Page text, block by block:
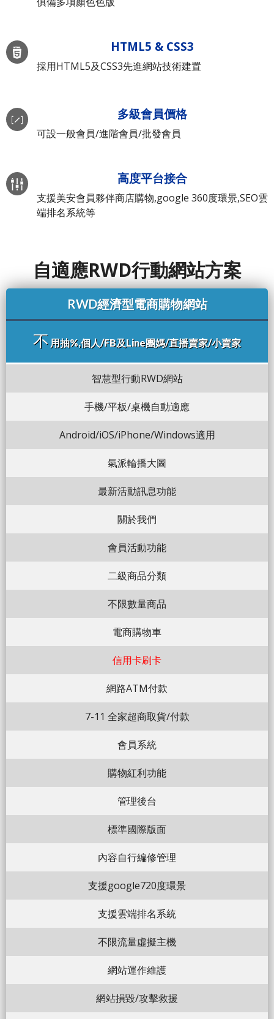
HTML5 & CSS3
採用HTML5及CSS3先進網站技術建置
多級會員價格
可設一般會員/進階會員/批發會員
高度平台接合
支援美安會員夥伴商店購物,google 360度環景,SEO雲
端排名系統等
自適應RWD行動網站方案
RWD經濟型電商購物網站
不 用抽%,個人/FB及Line團媽/直播賣家/小賣家
智慧型行動RWD網站
手機/平板/桌機自動適應
Android/iOS/iPhone/Windows適用
氣派輪播大圖
最新活動訊息功能
關於我們
會員活動功能
二級商品分類
不限數量商品
電商購物車
信用卡刷卡
網路ATM付款
7-11 全家超商取貨/付款
會員系統
購物紅利功能
管理後台
標準國際版面
內容自行編修管理
支援google720度環景
支援雲端排名系統
不限流量虛擬主機
網站運作維護
網站損毀/攻擊救援